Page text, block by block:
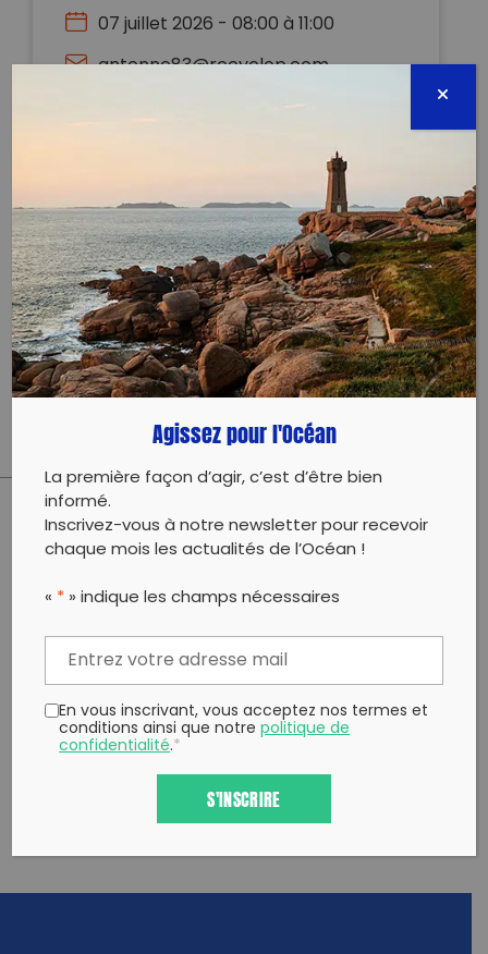
07 juillet 2026 - 08:00 à 11:00
antenne83@recyclop.com
Cette collecte s'inscrit dans un projet de
sensibilisation estivale. Sur place, une collecte de
mégots est prévue pour les participants ainsi qu'un
stand avec jeux, animations et distribution de
cendriers de poche.
PARTAGER CET ARTICLE:
Copy to clipboard
Agissez pour l'Océan
La première façon d’agir, c’est d’être bien
informé.
Inscrivez-vous à notre newsletter pour recevoir
chaque mois les actualités de l’Océan !
« * » indique les champs nécessaires
En vous inscrivant, vous acceptez nos termes et
conditions ainsi que notrepolitique de
confidentialité.*
S'INSCRIRE